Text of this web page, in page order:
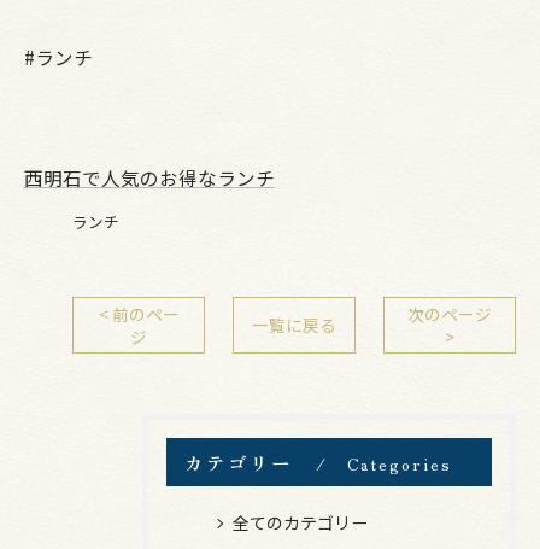
#ランチ
西明石で人気のお得なランチ
ランチ
< 前のペー
ジ
一覧に戻る
次のページ
>
カテゴリー Categories
全てのカテゴリー